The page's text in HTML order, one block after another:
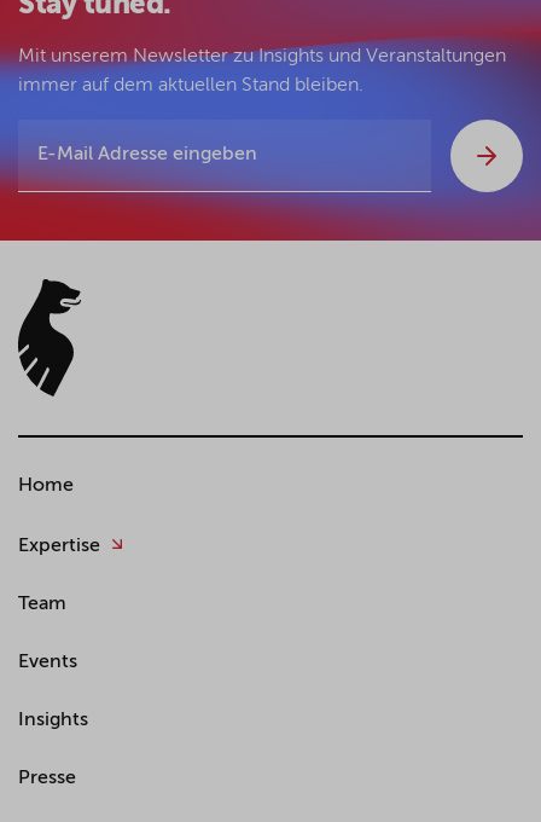
Mit unserem Newsletter zu Insights und Veranstaltungen
immer auf dem aktuellen Stand bleiben.
Home
Expertise
Team
Events
Insights
Presse